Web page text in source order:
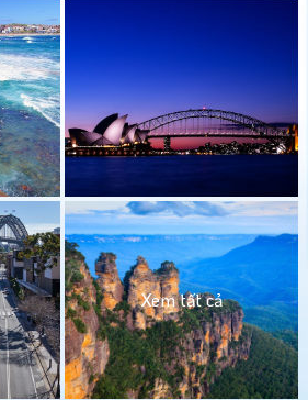
Xem tất cả